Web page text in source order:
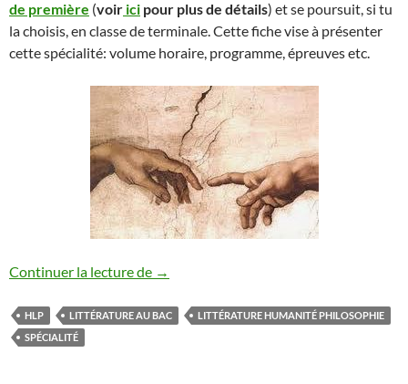
de première (voir ici pour plus de détails) et se poursuit, si tu
la choisis, en classe de terminale. Cette fiche vise à présenter
cette spécialité: volume horaire, programme, épreuves etc.
Continuer la lecture de humanité littérature et philosophie
→
HLP LITTÉRATURE AU BAC
LITTÉRATURE HUMANITÉ PHILOSOPHIE
SPÉCIALITÉ